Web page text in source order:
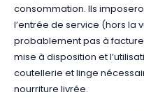
consommation. Ils
l’entrée de service (hors la
probablement pas à
mise à disposition et
coutellerie et linge
nourriture livrée.